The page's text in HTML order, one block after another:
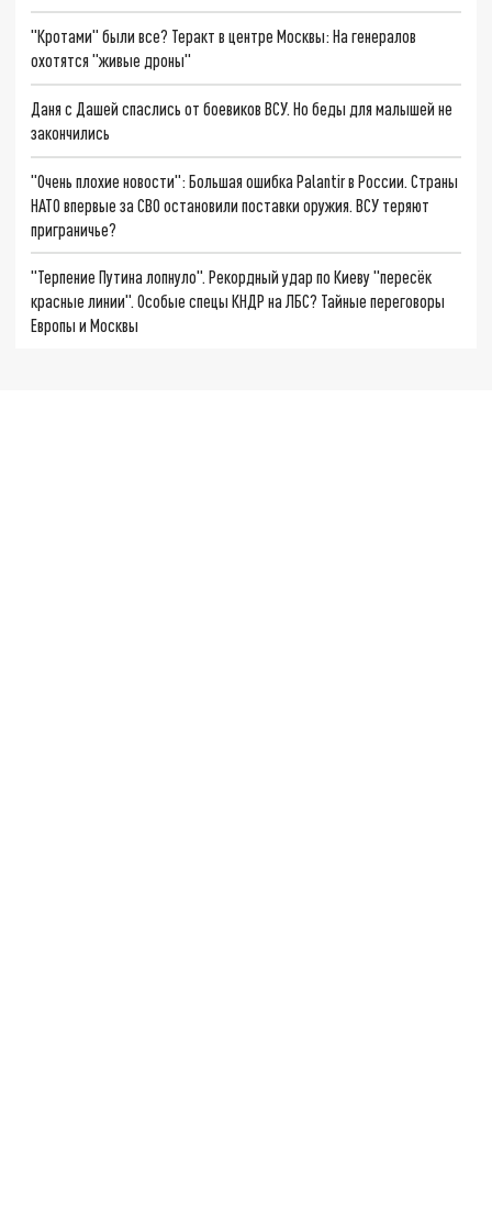
"Кротами" были все? Теракт в центре Москвы: На генералов
охотятся "живые дроны"
Даня с Дашей спаслись от боевиков ВСУ. Но беды для малышей не
закончились
"Очень плохие новости": Большая ошибка Palantir в России. Страны
НАТО впервые за СВО остановили поставки оружия. ВСУ теряют
приграничье?
"Терпение Путина лопнуло". Рекордный удар по Киеву "пересёк
красные линии". Особые спецы КНДР на ЛБС? Тайные переговоры
Европы и Москвы